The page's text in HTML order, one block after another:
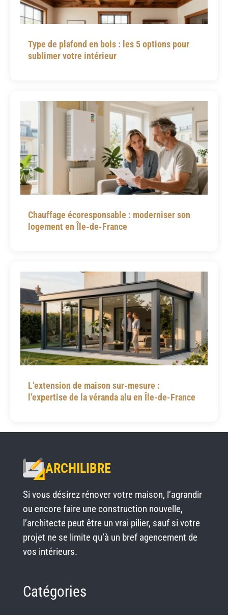
Type de plafond en bois : les 5 options pour
sublimer votre intérieur
Chauffage écoresponsable : moderniser son
logement en Île-de-France
L’extension de maison sur-mesure :
l’expertise de la véranda alu en Île-de-France
ARCHILIBRE
Si vous désirez rénover votre maison, l’agrandir
ou encore faire une construction nouvelle,
l’architecte peut être un vrai pilier, sauf si votre
projet ne se limite qu’à un bref agencement de
vos intérieurs.
Catégories